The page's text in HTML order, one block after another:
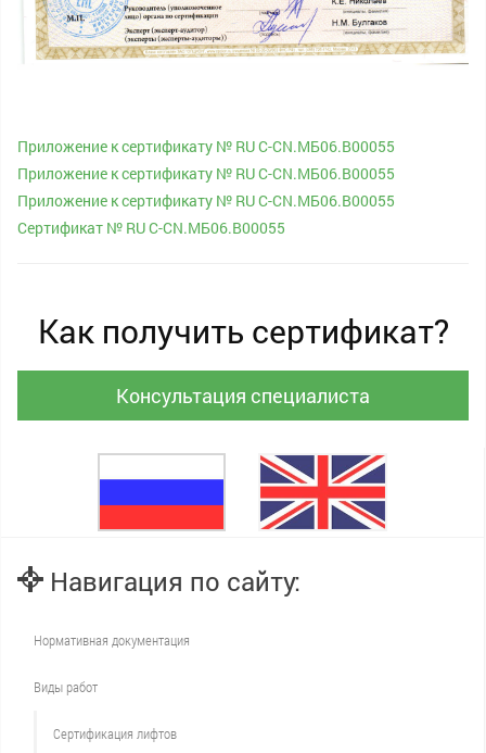
Приложение к сертификату № RU С-CN.МБ06.В00055
Приложение к сертификату № RU С-CN.МБ06.В00055
Приложение к сертификату № RU С-CN.МБ06.В00055
Сертификат № RU С-CN.МБ06.В00055
Как получить сертификат?
Консультация специалиста
Навигация по сайту:
Нормативная документация
Виды работ
Сертификация лифтов